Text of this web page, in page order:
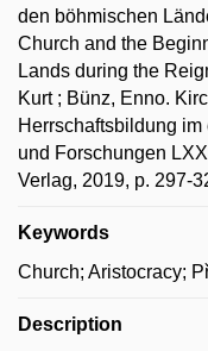
den böhmischen
Church and the
Lands during the
Kurt ; Bünz, Enno.
Herrschaftsbildung
und Forschungen
Verlag, 2019, p. 297-
Keywords
Church; Aristocracy;
Description